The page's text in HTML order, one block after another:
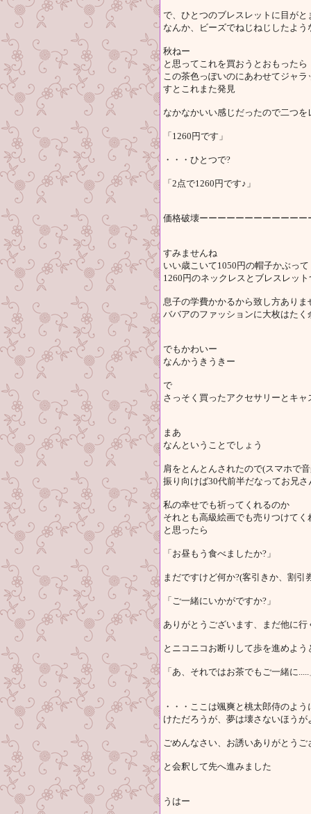
で、ひとつのブレスレットに目がと
なんか、ビーズでねじねじしたよう
秋ねー
と思ってこれを買おうとおもったら
この茶色っぽいのにあわせてジャ
すとこれまた発見
なかなかいい感じだったので二つ
「1260円です」
・・・ひとつで?
「2点で1260円です♪」
価格破壊ーーーーーーーーーーーー
すみませんね
いい歳こいて1050円の帽子かぶって
1260円のネックレスとブレスレッ
息子の学費かかるから致し方ありま
ババアのファッションに大枚はた
でもかわいー
なんかうきうきー
で
さっそく買ったアクセサリーとキ
まあ
なんということでしょう
肩をとんとんされたので(スマホで
振り向けば30代前半だなってお兄さ
私の幸せでも祈ってくれるのか
それとも高級絵画でも売りつけてく
と思ったら
「お昼もう食べましたか?」
まだですけど何か?(客引きか、割引
「ご一緒にいかがですか?」
ありがとうございます、まだ他に
とニコニコお断りして歩を進めよう
「あ、それではお茶でもご一緒に.....
・・・ここは颯爽と桃太郎侍のよ
けただろうが、夢は壊さないほう
ごめんなさい、お誘いありがとう
と会釈して先へ進みました
うはー